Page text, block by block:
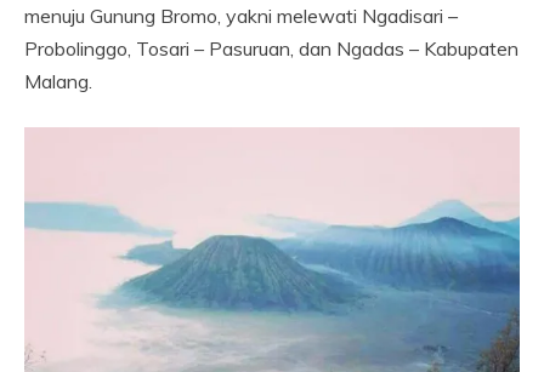
menuju Gunung Bromo, yakni melewati Ngadisari –
Probolinggo, Tosari – Pasuruan, dan Ngadas – Kabupaten
Malang.